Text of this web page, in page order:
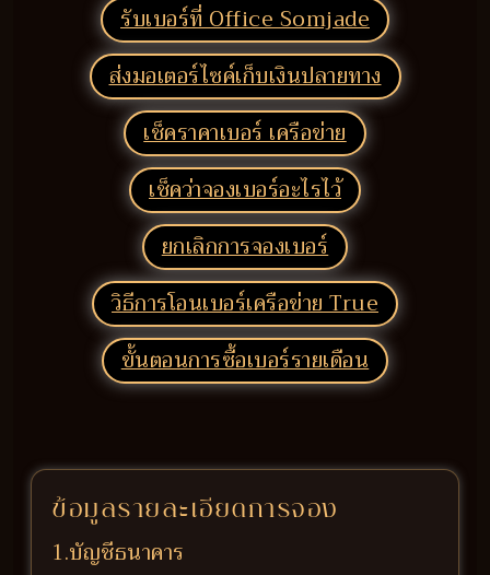
รับเบอร์ที่ Office Somjade
ส่งมอเตอร์ไซค์เก็บเงินปลายทาง
เช็คราคาเบอร์ เครือข่าย
เช็คว่าจองเบอร์อะไรไว้
ยกเลิกการจองเบอร์
วิธีการโอนเบอร์เครือข่าย True
ขั้นตอนการซื้อเบอร์รายเดือน
ข้อมูลรายละเอียดการจอง
1.บัญชีธนาคาร